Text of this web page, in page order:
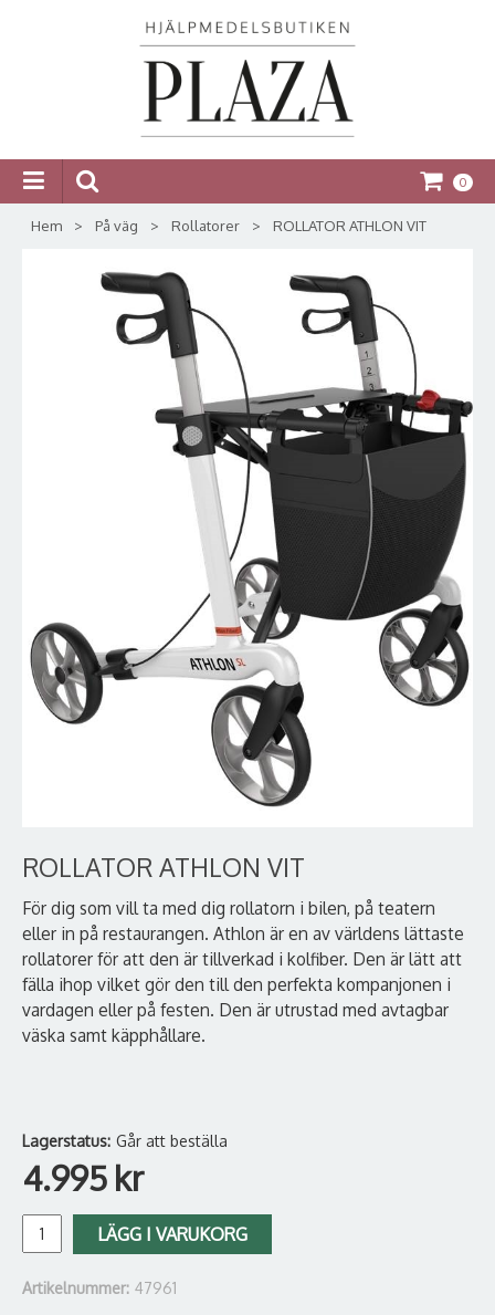
0
Hem > På väg > Rollatorer > ROLLATOR ATHLON VIT
ROLLATOR ATHLON VIT
För dig som vill ta med dig rollatorn i bilen, på teatern
eller in på restaurangen. Athlon är en av världens lättaste
rollatorer för att den är tillverkad i kolfiber. Den är lätt att
fälla ihop vilket gör den till den perfekta kompanjonen i
vardagen eller på festen. Den är utrustad med avtagbar
väska samt käpphållare.
Lagerstatus: Går att beställa
4.995 kr
LÄGG I VARUKORG
Artikelnummer: 47961